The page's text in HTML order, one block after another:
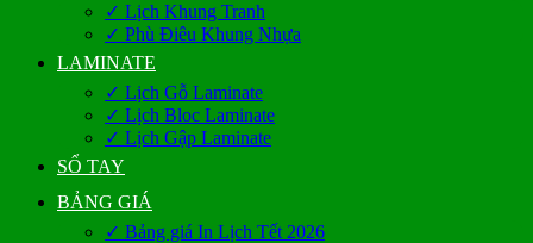
✓ Lịch Khung Tranh
✓ Phù Điêu Khung Nhựa
LAMINATE
✓ Lịch Gỗ Laminate
✓ Lịch Bloc Laminate
✓ Lịch Gập Laminate
SỔ TAY
BẢNG GIÁ
✓ Bảng giá In Lịch Tết 2026